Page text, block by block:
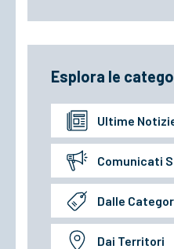
Esplora le
Ultime
Comunicati
Dalle
Dai Territori